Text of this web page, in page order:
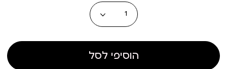
כמות
הוסיפי לסל